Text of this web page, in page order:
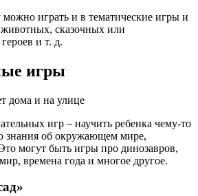
играть и в тематические игры и
сказочных или
и т. д.
игры
игр – научить ребенка чему-то
знания об окружающем мире,
могут быть игры про динозавров,
времена года и многое другое.